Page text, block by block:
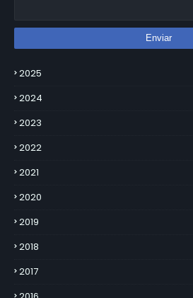
2025
2024
2023
2022
2021
2020
2019
2018
2017